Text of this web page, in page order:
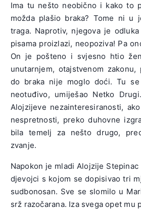
Ima tu nešto neobično i kako to
možda plašio braka? Tome ni u
traga. Naprotiv, njegova je
pisama proizlazi, neopoziva! Pa
On je pošteno i svjesno htio
unutarnjem, otajstvenom
do braka nije moglo doći. Tu
neotuđivo, umiješao Netko
Alojzijeve nezainteresiranosti,
nespretnosti, preko duhovne
bila temelj za nešto drugo,
zvanje.
Napokon je mladi Alojzije
djevojci s kojom se dopisivao tri
sudbonosan. Sve se slomilo u
srž razočarana. Iza svega opet mu